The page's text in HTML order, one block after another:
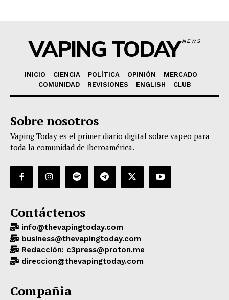
VAPING TODAYNEWS
INICIO CIENCIA POLÍTICA OPINIÓN
MERCADO
COMUNIDAD
REVISIONES ENGLISH CLUB
Sobre nosotros
Vaping Today es el primer diario digital sobre vapeo para
toda la comunidad de Iberoamérica.
Contáctenos
info@thevapingtoday.com
business@thevapingtoday.com
Redacción: c3press@proton.me
direccion@thevapingtoday.com
Compañia